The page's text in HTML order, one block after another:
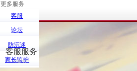
更多服务
客服
论坛
防沉迷
家长监护
客服服务
SERCIVE